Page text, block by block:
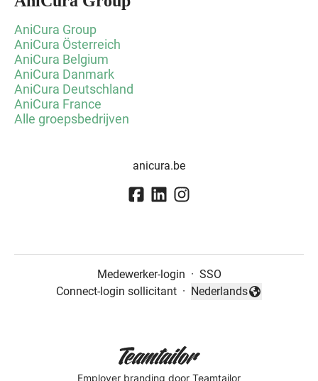
AniCura Group
AniCura Österreich
AniCura Belgium
AniCura Danmark
AniCura Deutschland
AniCura France
Alle groepsbedrijven
anicura.be
Medewerker-login · SSO
Connect-login sollicitant ·
Taal wijzigen
Nederlands
Employer branding door Teamtailor